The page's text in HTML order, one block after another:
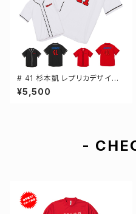
# 41 杉本凱 レプリカデザイン
3カラー 選手還元 ベースボール
シャツ S-XXLサイズ 598201
¥5,500
-